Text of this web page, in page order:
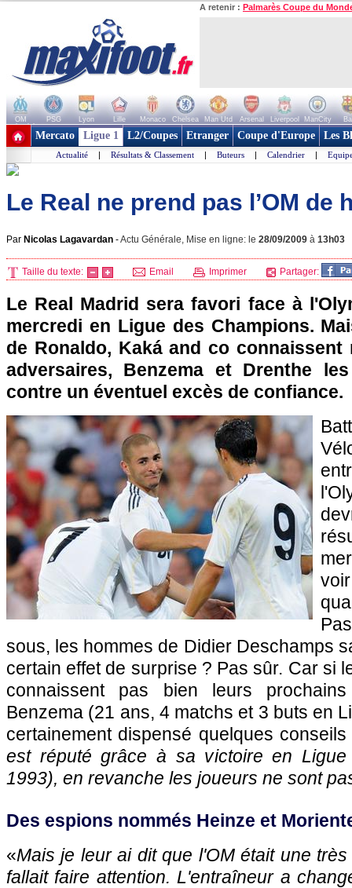
A retenir : Palmarès Coupe du
OM PSG Lyon Lille Monaco Chelsea Man Utd Arsenal Liverpool ManCity
+ de clubs
Mercato Ligue 1 L2/Coupes Etranger Coupe d'Europe Les
Actualité | Résultats & Classement | Buteurs | Calendrier |
Le Real ne prend pas l’OM de
Par Nicolas Lagavardan -Actu Générale, Mise en ligne: le 28/09/2009 à 13h03
Taille du texte: Email Imprimer Partager:
Le Real Madrid sera favori face à
mercredi en Ligue des Champions.
de Ronaldo, Kaká and co connaissent
adversaires, Benzema et Drenthe
contre un éventuel excès de confiance.
sous, les hommes de Didier Deschamps
certain effet de surprise ? Pas sûr. Car si
connaissent pas bien leurs
Benzema (21 ans, 4 matchs et 3 buts en
certainement dispensé quelques
est réputé grâce à sa victoire en
1993), en revanche les joueurs ne sont
Des espions nommés Heinze et
«Mais je leur ai dit que l'OMétait une très
fallait faire attention. L'entraîneur a